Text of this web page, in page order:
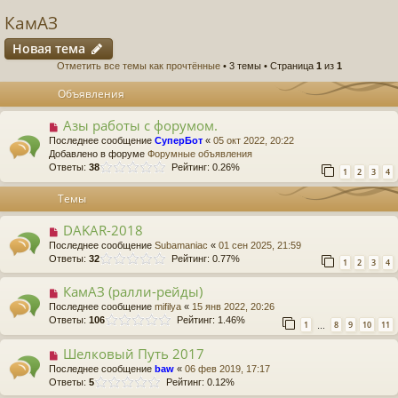
КамАЗ
Новая тема
Отметить все темы как прочтённые• 3 темы • Страница 1из 1
Объявления
Азы работы с форумом.
Последнее сообщение СуперБот « 05 окт 2022, 20:22
Добавлено в форуме Форумные объявления
Ответы: 38 1 2 3 4
Рейтинг: 0.26%
Темы
DAKAR-2018
Последнее сообщение Subamaniac « 01 сен 2025, 21:59
Ответы: 32 1 2 3 4
Рейтинг: 0.77%
КамАЗ (ралли-рейды)
Последнее сообщение mifilya « 15 янв 2022, 20:26
Ответы: 106 1 8 9 10 11
Рейтинг: 1.46%
Шелковый Путь 2017
Последнее сообщение baw « 06 фев 2019, 17:17
Ответы: 5 Рейтинг: 0.12%